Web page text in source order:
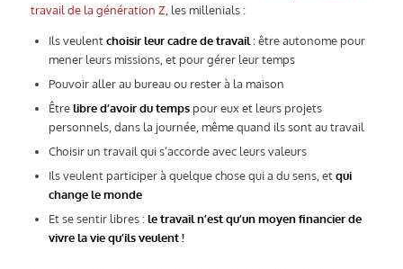
travail de la génération Z , les millenials :
Ils veulentchoisir leur cadre de travail : être autonome pour
mener leurs missions, et pour gérer leur temps
Pouvoir aller au bureau ou rester à la maison
Êtrelibre d’avoir du temps pour eux et leurs projets
personnels, dans la journée, même quand ils sont au travail
Choisir un travail qui s’accorde avec leurs valeurs
Ils veulent participer à quelque chose qui a du sens, etqui
change le monde
Et se sentir libres :le travail n’est qu’un moyen financier de
vivre la vie qu’ils veulent !